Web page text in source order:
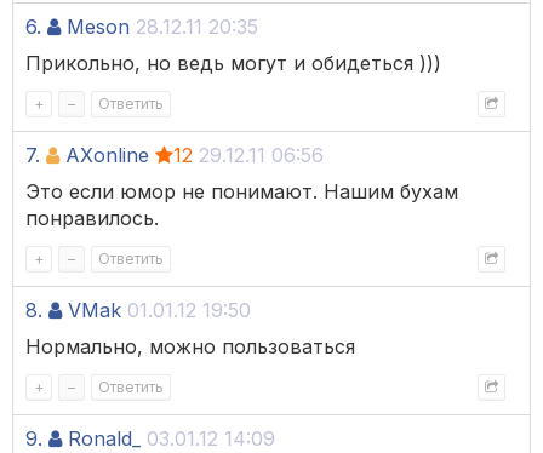
6. Meson 28.12.11 20:35
Прикольно, но ведь могут и обидеться )))
+ – Ответить
7. AXonline 12 29.12.11 06:56
Это если юмор не понимают. Нашим бухам
понравилось.
+ – Ответить
8. VMak 01.01.12 19:50
Нормально, можно пользоваться
+ – Ответить
9. Ronald_
03.01.12 14:09